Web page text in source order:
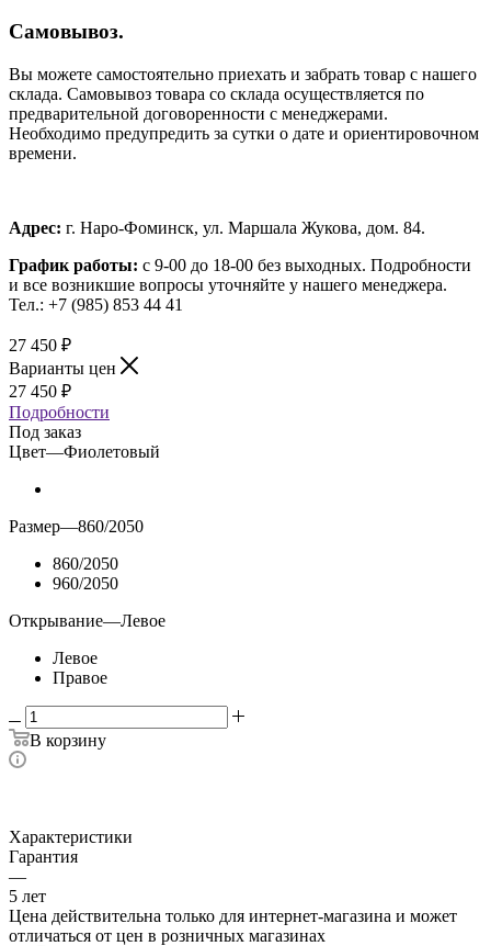
Самовывоз.
Вы можете самостоятельно приехать и забрать товар с нашего
склада. Самовывоз товара со склада осуществляется по
предварительной договоренности с менеджерами.
Необходимо предупредить за сутки о дате и ориентировочном
времени.
Адрес: г. Наро-Фоминск, ул. Маршала Жукова, дом. 84.
График работы: с 9-00 до 18-00 без выходных. Подробности
и все возникшие вопросы уточняйте у нашего менеджера.
Тел.: +7 (985) 853 44 41
27 450 ₽
Варианты цен
27 450 ₽
Подробности
Под заказ
Цвет—Фиолетовый
Размер—860/2050
860/2050
960/2050
Открывание—Левое
Левое
Правое
В корзину
Характеристики
Гарантия
—
5 лет
Цена действительна только для интернет-магазина и может
отличаться от цен в розничных магазинах